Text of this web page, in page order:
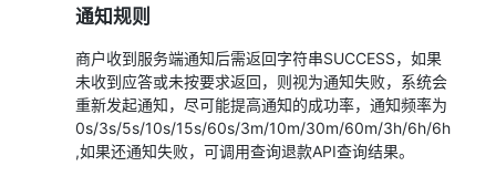
通知规则
商户收到服务端通知后需返回字符串SUCCESS，如果
未收到应答或未按要求返回，则视为通知失败，系统会
重新发起通知，尽可能提高通知的成功率，通知频率为
0s/3s/5s/10s/15s/60s/3m/10m/30m/60m/3h/6h/6h
,如果还通知失败，可调用查询退款API查询结果。